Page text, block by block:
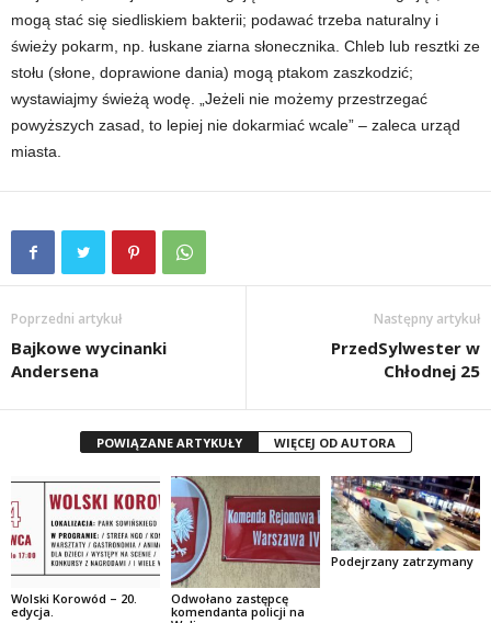
mogą stać się siedliskiem bakterii; podawać trzeba naturalny i
świeży pokarm, np. łuskane ziarna słonecznika. Chleb lub resztki ze
stołu (słone, doprawione dania) mogą ptakom zaszkodzić;
wystawiajmy świeżą wodę. „Jeżeli nie możemy przestrzegać
powyższych zasad, to lepiej nie dokarmiać wcale” – zaleca urząd
miasta.
Poprzedni artykuł
Bajkowe wycinanki
Andersena
Następny artykuł
PrzedSylwester w
Chłodnej 25
POWIĄZANE ARTYKUŁY WIĘCEJ OD AUTORA
Wolski Korowód – 20.
edycja.
Odwołano zastępcę
komendanta policji na
Podejrzany zatrzymany